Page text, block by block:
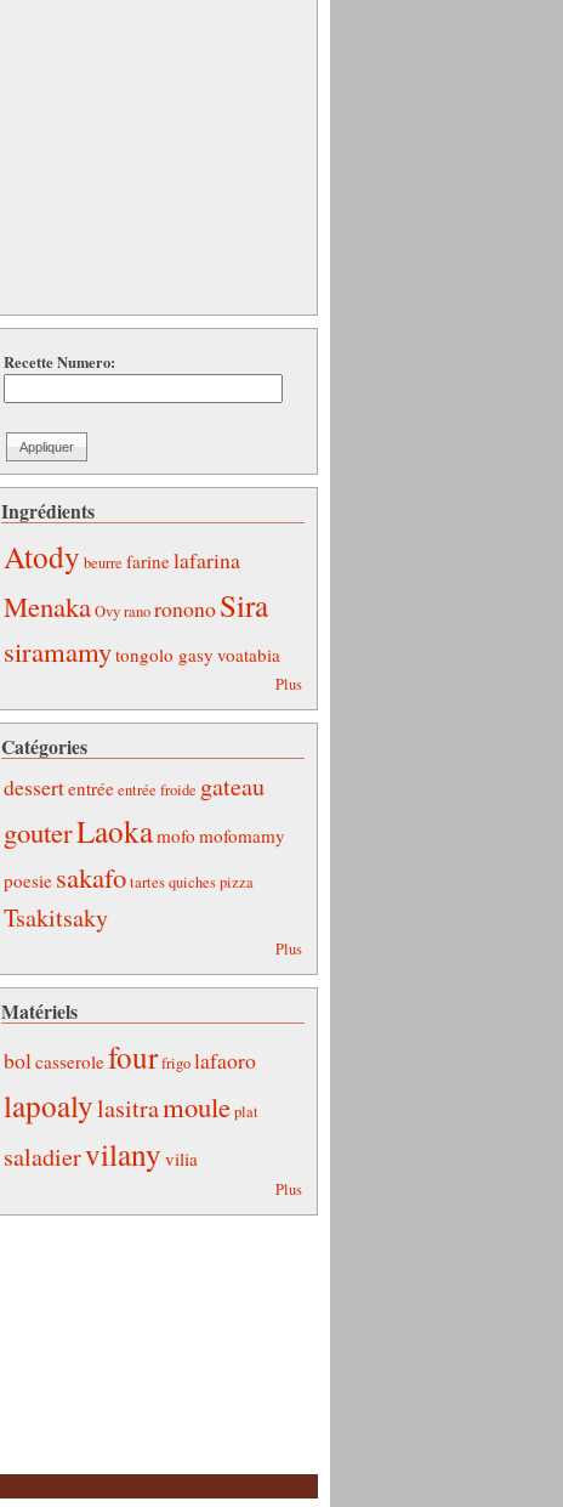
Recette Numero:
Ingrédients
Atody beurre farinelafarina
MenakaOvyranorononoSira
siramamytongolo gasy voatabia
Plus
Catégories
dessertentréeentrée froide gateau
gouterLaokamofo mofomamy
poesie sakafotartes quiches pizza
Tsakitsaky
Plus
Matériels
bolcasserolefourfrigolafaoro
lapoalylasitramouleplat
saladiervilany vilia
Plus